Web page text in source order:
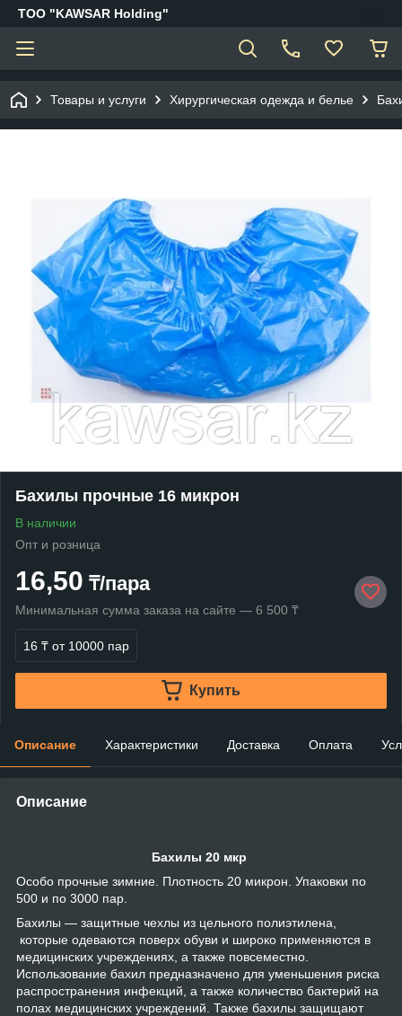
ТОО "KAWSAR Holding"
Товары и услуги Хирургическая одежда и белье
Бахилы прочные 16 микрон
В наличии
Опт и розница
16,50 ₸/пара
Минимальная сумма заказа на сайте — 6 500 ₸
16 ₸ от 10000 пар
Купить
Описание Характеристики Доставка Оплата
Описание
Бахилы 20 мкр
Особо прочные зимние. Плотность 20 микрон. Упаковки по
500 и по 3000 пар.
Бахилы — защитные чехлы из цельного полиэтилена,
которые одеваются поверх обуви и широко применяются в
медицинских учреждениях, а также повсеместно.
Использование бахил предназначено для уменьшения риска
распространения инфекций, а также количество бактерий на
полах медицинских учреждений. Также бахилы защищают